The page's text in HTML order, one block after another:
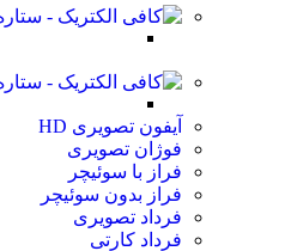
آیفون تصویری HD
فوژان تصویری
فراز با سوئیچر
فراز بدون سوئیچر
فرداد تصویری
فرداد کارتی